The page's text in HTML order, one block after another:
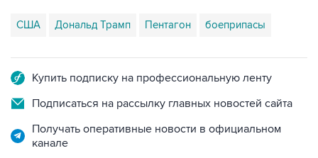
США Дональд Трамп Пентагон боеприпасы
Купить подписку на профессиональную ленту
Подписаться на рассылку главных новостей сайта
Получать оперативные новости в официальном
канале